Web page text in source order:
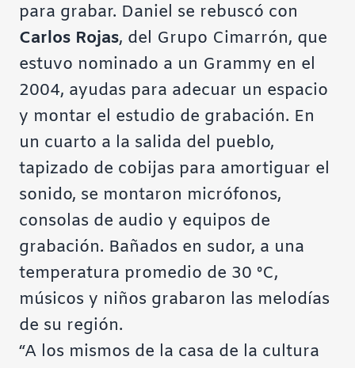
para grabar. Daniel se rebuscó con
Carlos Rojas, del Grupo Cimarrón, que
estuvo nominado a un Grammy en el
2004, ayudas para adecuar un espacio
y montar el estudio de grabación. En
un cuarto a la salida del pueblo,
tapizado de cobijas para amortiguar el
sonido, se montaron micrófonos,
consolas de audio y equipos de
grabación. Bañados en sudor, a una
temperatura promedio de 30 ºC,
músicos y niños grabaron las melodías
de su región.
“A los mismos de la casa de la cultura